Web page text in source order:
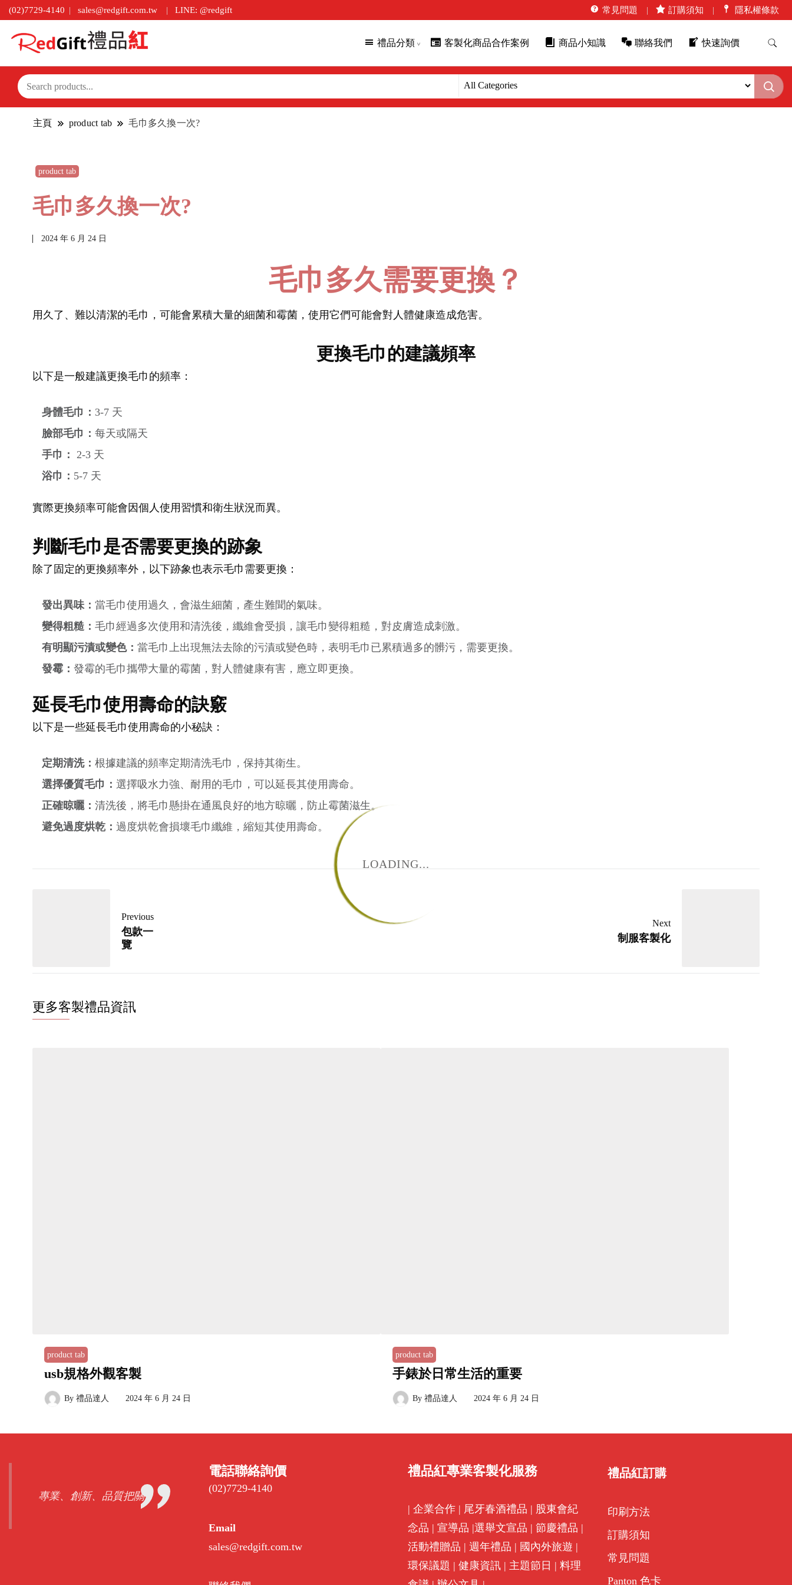
(02)7729-4140 sales@redgift.com.tw LINE: @redgift 常見問題 訂購須知 隱私權條款
禮品分類 客製化商品合作案例 商品小知識 聯絡我們 快速詢價
LOADING...
主頁 product tab 毛巾多久換一次?
product tab
毛巾多久換一次?
2024 年 6 月 24 日
毛巾多久需要更換？
用久了、難以清潔的毛巾，可能會累積大量的細菌和霉菌，使用它們可能會對人體健康造成危害。
更換毛巾的建議頻率
以下是一般建議更換毛巾的頻率：
身體毛巾： 3-7 天
臉部毛巾： 每天或隔天
手巾： 2-3 天
浴巾： 5-7 天
實際更換頻率可能會因個人使用習慣和衛生狀況而異。
判斷毛巾是否需要更換的跡象
除了固定的更換頻率外，以下跡象也表示毛巾需要更換：
發出異味： 當毛巾使用過久，會滋生細菌，產生難聞的氣味。
變得粗糙： 毛巾經過多次使用和清洗後，纖維會受損，讓毛巾變得粗糙，對皮膚造成刺激。
有明顯污漬或變色： 當毛巾上出現無法去除的污漬或變色時，表明毛巾已累積過多的髒污，需要更換。
發霉： 發霉的毛巾攜帶大量的霉菌，對人體健康有害，應立即更換。
延長毛巾使用壽命的訣竅
以下是一些延長毛巾使用壽命的小秘訣：
定期清洗： 根據建議的頻率定期清洗毛巾，保持其衛生。
選擇優質毛巾： 選擇吸水力強、耐用的毛巾，可以延長其使用壽命。
正確晾曬： 清洗後，將毛巾懸掛在通風良好的地方晾曬，防止霉菌滋生。
避免過度烘乾： 過度烘乾會損壞毛巾纖維，縮短其使用壽命。
Previous
包款一
覽
Next
制服客製化
更多客製禮品資訊
product tab
usb規格外觀客製
By 禮品達人 2024 年 6 月 24 日
product tab
手錶於日常生活的重要
By 禮品達人 2024 年 6 月 24 日
專業、創新、品質把關
電話聯絡詢價
(02)7729-4140
Email
sales@redgift.com.tw
禮品紅專業客製化服務
| 企業合作 | 尾牙春酒禮品 | 股東會紀
念品 | 宣導品 |選舉文宣品 | 節慶禮品 |
活動禮贈品 | 週年禮品 | 國內外旅遊 |
環保議題 | 健康資訊 | 主題節日 | 料理
禮品紅訂購
印刷方法
訂購須知
常見問題
Panton 色卡